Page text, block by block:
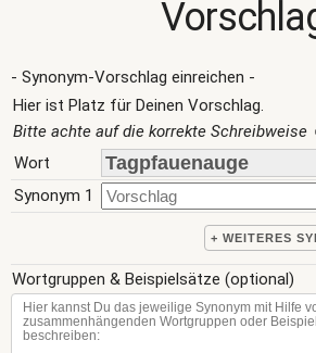
- Synonym-Vorschlag einreichen -
Hier ist Platz für Deinen Vorschlag.
Bitte achte auf die korrekte Schreibweise
Wort
Synonym 1
+ WEITERES
Wortgruppen & Beispielsätze (optional)